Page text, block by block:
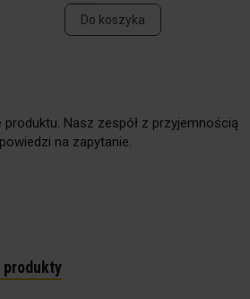
Do koszyka
Nasz zespół z przyjemnością
na zapytanie.
produkty